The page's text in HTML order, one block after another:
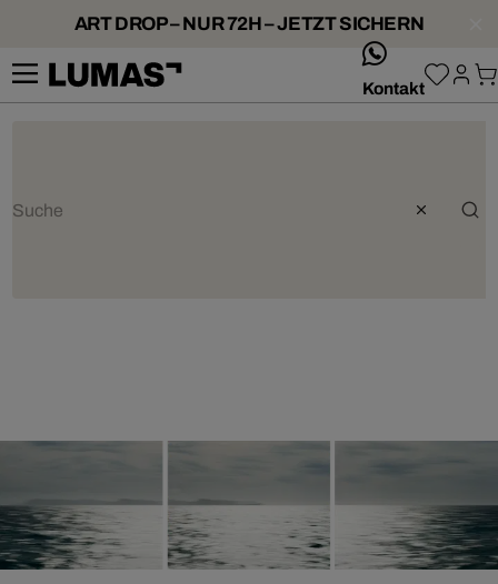
ART DROP – NUR 72H – JETZT SICHERN
Kontakt